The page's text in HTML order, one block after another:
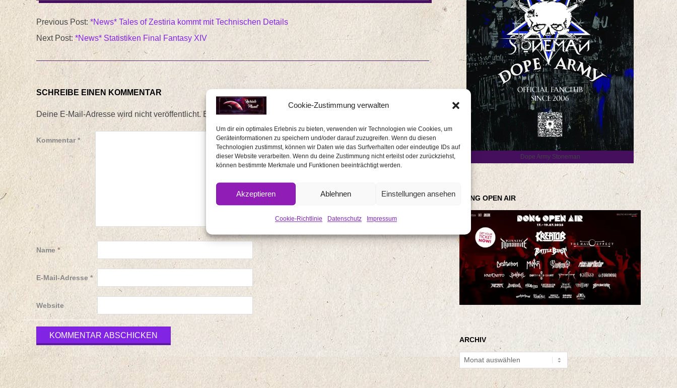
Cookie-Zustimmung verwalten
Um dir ein optimales Erlebnis zu bieten, verwenden wir Technologien wie Cookies, um
Geräteinformationen zu speichern und/oder darauf zuzugreifen. Wenn du diesen
Technologien zustimmst, können wir Daten wie das Surfverhalten oder eindeutige IDs auf
dieser Website verarbeiten. Wenn du deine Zustimmung nicht erteilst oder zurückziehst,
können bestimmte Merkmale und Funktionen beeinträchtigt werden.
Akzeptieren Ablehnen Einstellungen ansehen
Cookie-Richtlinie Datenschutz Impressum
der Gamescom 2022 an, dass…
09-
17
Previous Post: *News* Tales of Zestiria kommt mit Technischen Details
Next Post: *News* Statistiken Final Fantasy XIV
SCHREIBE EINEN KOMMENTAR
Deine E-Mail-Adresse wird nicht veröffentlicht. Erforderliche Felder sind mit
Kommentar *
Name *
E-Mail-Adresse *
Website
Dope Army Stoneman
DONG OPEN AIR
ARCHIV
Archiv